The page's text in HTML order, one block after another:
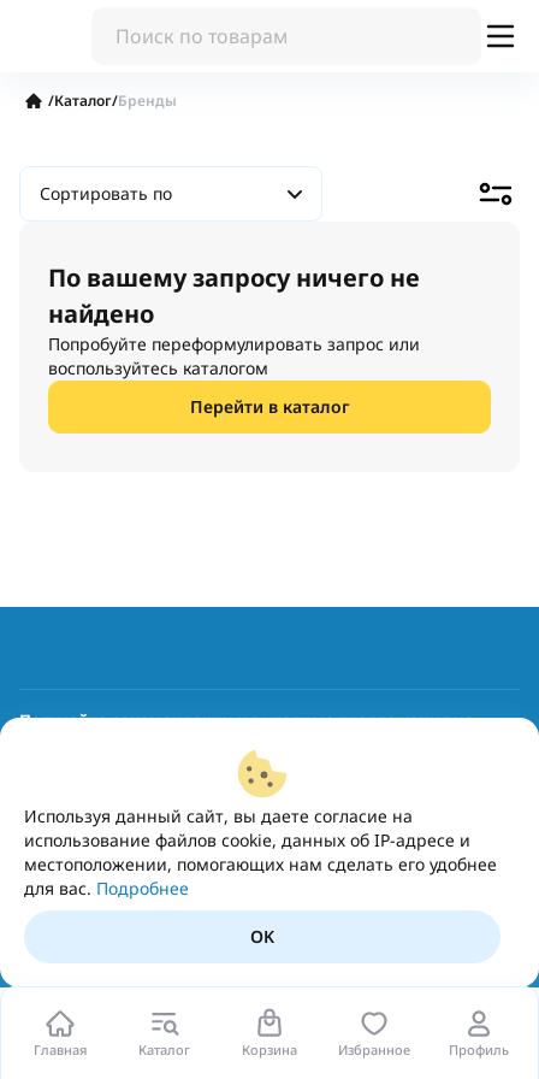
Главная Каталог Корзина Избранное Профиль
/Каталог/Бренды
Сортировать по
По вашему запросу ничего не
найдено
Попробуйте переформулировать запрос или
воспользуйтесь каталогом
Перейти в каталог
Используя данный сайт, вы даете согласие на
использование файлов cookie, данных об IP-адресе и
местоположении, помогающих нам сделать его удобнее
для вас. Подробнее
OK
Получайте рекомендации и выгодные предложения на
Подписаться